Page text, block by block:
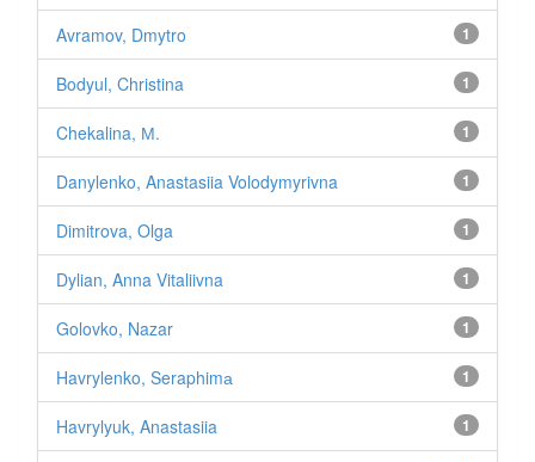
1
Avramov, Dmytro
1
Bodyul, Christina
1
Chekalina, М.
1
Danylenko, Anastasiia Volodymyrivna
1
Dimitrova, Olga
1
Dylian, Anna Vitaliivna
1
Golovko, Nazar
1
Havrylenko, Seraphimа
1
Havrylyuk, Anastasiia